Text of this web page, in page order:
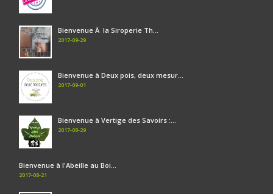
Bienvenue Ã la Siroperie Th...
2017-09-29
Bienvenue à Deux pois, deux mesur...
2017-09-01
Bienvenue à Vertige des Savoirs :...
2017-08-29
Bienvenue à l'Abeille au Boi...
2017-08-21